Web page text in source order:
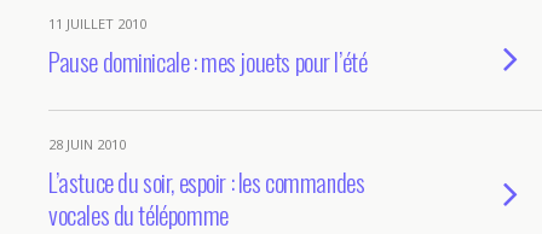
11 JUILLET 2010
Pause dominicale : mes jouets pour l’été
28 JUIN 2010
L’astuce du soir, espoir : les commandes
vocales du télépomme